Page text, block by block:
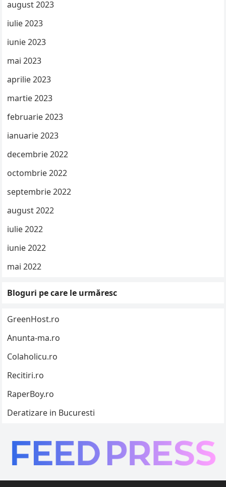
august 2023
iulie 2023
iunie 2023
mai 2023
aprilie 2023
martie 2023
februarie 2023
ianuarie 2023
decembrie 2022
octombrie 2022
septembrie 2022
august 2022
iulie 2022
iunie 2022
mai 2022
Bloguri pe care le urmăresc
GreenHost.ro
Anunta-ma.ro
Colaholicu.ro
Recitiri.ro
RaperBoy.ro
Deratizare in Bucuresti